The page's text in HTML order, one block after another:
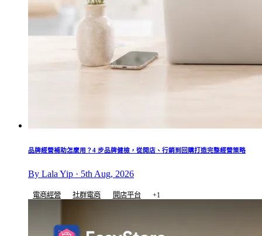
品牌經營補助怎麼用？4 步品牌健檢，從開店、行銷到回購打造完整經營策略
By Lala Yip · 5th Aug, 2026
電商經營 社群電商 開店平台 +1